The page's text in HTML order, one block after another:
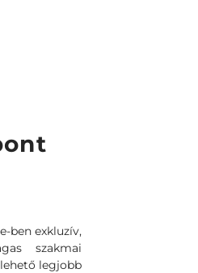
ben exkluzív,
szakmai
legjobb